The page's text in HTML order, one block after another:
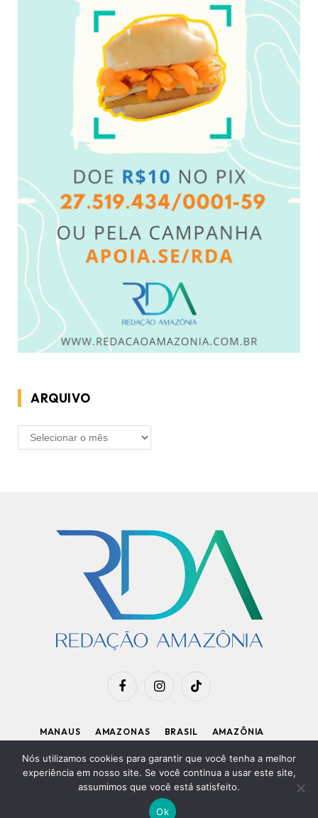
ARQUIVO
ARQUIVO
FacebookInstagramTikTok
MANAUS AMAZONAS BRASIL
AMAZÔNIA
APOIE O RDA
Diretor Executivo: Kleiton Renzo|Política de Privacidade
Nós utilizamos cookies para garantir que você tenha a melhor
experiência em nosso site. Se você continua a usar este site,
assumimos que você está satisfeito.
Ok